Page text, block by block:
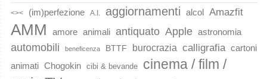
<>< (im)perfezione A.I. aggiornamenti alcol Amazfit
AMM amore animali antiquato Apple astronomia
automobili beneficenza BTTF burocrazia calligrafia cartoni
animati Chogokin cibi & bevande
cinema / film /